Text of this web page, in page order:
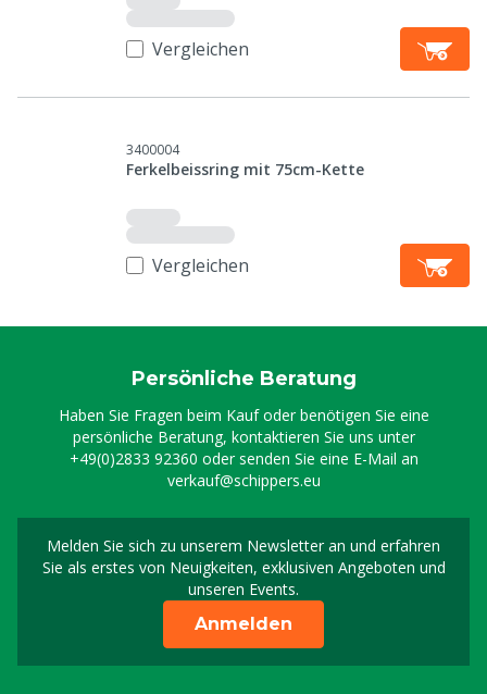
Vergleichen
3400004
Ferkelbeissring mit 75cm-Kette
Vergleichen
Persönliche Beratung
Haben Sie Fragen beim Kauf oder benötigen Sie eine
persönliche Beratung, kontaktieren Sie uns unter
+49(0)2833 92360 oder senden Sie eine E-Mail an
verkauf@schippers.eu
Melden Sie sich zu unserem Newsletter an und erfahren
Sie als erstes von Neuigkeiten, exklusiven Angeboten und
unseren Events.
Melden Sie sich für
Anmelden